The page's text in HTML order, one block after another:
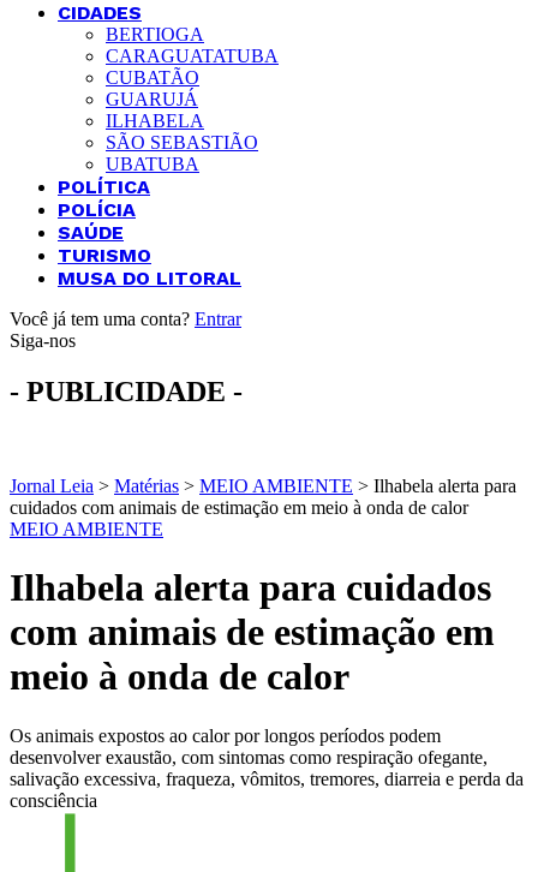
CIDADES
BERTIOGA
CARAGUATATUBA
CUBATÃO
GUARUJÁ
ILHABELA
SÃO SEBASTIÃO
UBATUBA
POLÍTICA
POLÍCIA
SAÚDE
TURISMO
MUSA DO LITORAL
Você já tem uma conta? Entrar
Siga-nos
- PUBLICIDADE -
Jornal Leia > Matérias > MEIO AMBIENTE > Ilhabela alerta para
cuidados com animais de estimação em meio à onda de calor
MEIO AMBIENTE
Ilhabela alerta para cuidados
com animais de estimação em
meio à onda de calor
Os animais expostos ao calor por longos períodos podem
desenvolver exaustão, com sintomas como respiração ofegante,
salivação excessiva, fraqueza, vômitos, tremores, diarreia e perda da
consciência